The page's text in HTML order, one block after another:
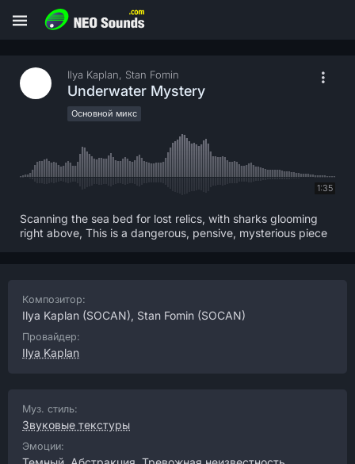
Ilya Kaplan, Stan Fomin
Underwater Mystery
Основной микс
1:35
Scanning the sea bed for lost relics, with sharks glooming
right above, This is a dangerous, pensive, mysterious piece
Композитор:
Ilya Kaplan (SOCAN), Stan Fomin (SOCAN)
Провайдер:
Ilya Kaplan
Муз. стиль:
Звуковые текстуры
Эмоции: